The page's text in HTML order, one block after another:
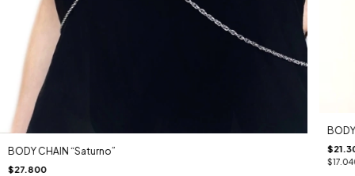
BODY CHAIN “Saturno”
$27.800